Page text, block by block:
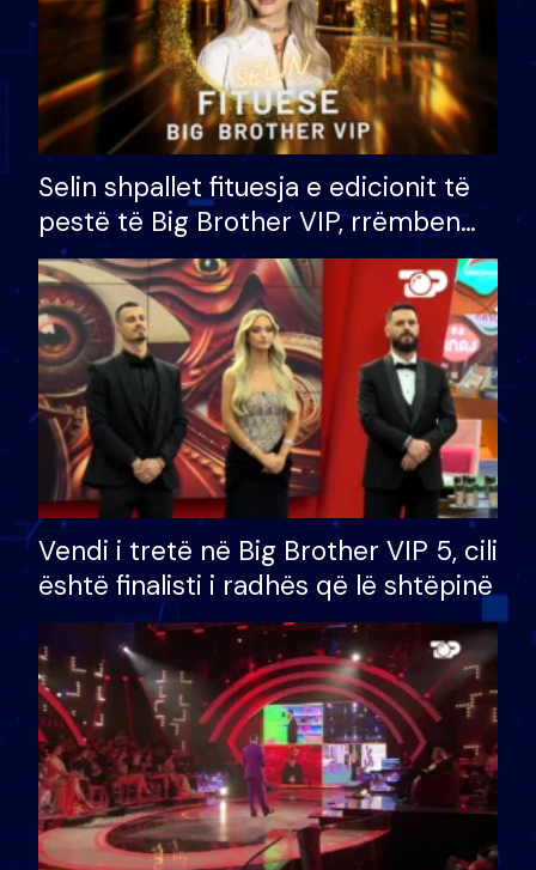
Selin shpallet fituesja e edicionit të
pestë të Big Brother VIP, rrëmben
çmimin e madh prej 100 mijë eurosh
Vendi i tretë në Big Brother VIP 5, cili
është finalisti i radhës që lë shtëpinë